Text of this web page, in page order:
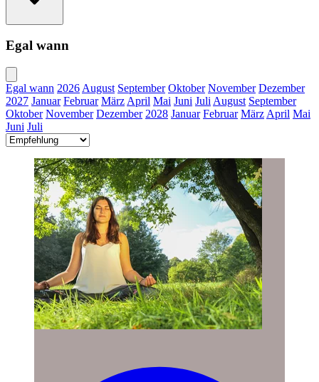
Egal wann
Egal wann 2026 August September Oktober November Dezember
2027 Januar Februar März April Mai Juni Juli August September
Oktober November Dezember 2028 Januar Februar März April Mai
Juni Juli